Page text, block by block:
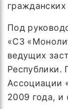
Под
«СЗ
ведущих
Республики.
Ассоциации
2009 года, и